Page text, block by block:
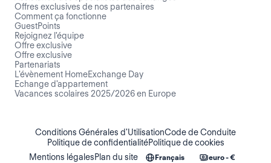
Offres exclusives de nos partenaires
Comment ça fonctionne
GuestPoints
Rejoignez l'équipe
Offre exclusive
Offre exclusive
Partenariats
L'évènement HomeExchange Day
Echange d'appartement
Vacances scolaires 2025/2026 en Europe
Conditions Générales d'UtilisationCode de Conduite
Politique de confidentialitéPolitique de cookies
Mentions légalesPlan du site Français euro - €